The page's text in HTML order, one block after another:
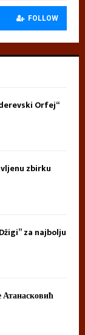
FOLLOW
Orfej“
zbirku
za najbolju